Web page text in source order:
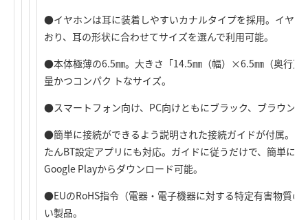
●イヤホンは耳に装着しやすいカナルタイプを採用。イヤー
おり、耳の形状に合わせてサイズを選んで利用可能。
●本体極薄の6.5㎜。大きさ「14.5㎜（幅）×6.5㎜（奥行
量かつコンパク トなサイズ。
●スマートフォン向け、PC向けともにブラック、ブラウン
●簡単に接続ができるよう説明された接続ガイドが付属。
たんBT設定アプリにも対応。ガイドに従うだけで、簡単に
Google Playからダウンロード可能。
●EUのRoHS指令（電器・電子機器に対する特定有害物質の
い製品。